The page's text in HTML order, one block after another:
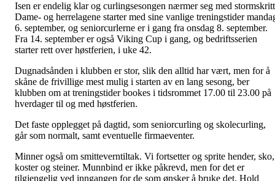
Isen er endelig klar og curlingsesongen nærmer seg med
Dame- og herrelagene starter med sine vanlige treningstider
6. september, og seniorcurlerne er i gang fra onsdag 8. september.
Fra 14. september er også Viking Cup i gang, og bedriftsserien
starter rett over høstferien, i uke 42.
Dugnadsånden i klubben er stor, slik den alltid har vært, men for å
skåne de frivillige mest mulig i starten av en lang sesong, ber
klubben om at treningstider bookes i tidsrommet 17.00 til 23.00 på
hverdager til og med høstferien.
Det faste opplegget på dagtid, som seniorcurling og skolecurling,
går som normalt, samt eventuelle firmaeventer.
Minner også om smitteverntiltak. Vi fortsetter og sprite hender, sko,
koster og steiner. Munnbind er ikke påkrevd, men for det er
tilgjengelig ved inngangen for de som ønsker å bruke det. Hold